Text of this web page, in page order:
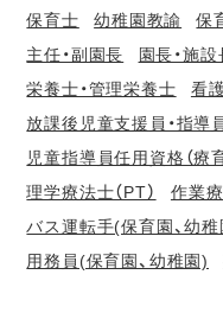
保育士 幼稚園教諭 保
主任・副園長
園長・施設
栄養士・管理栄養士
看
放課後児童支援員・指導員
児童指導員任用資格（療育
理学療法士（PT）
作業療
バス運転手(保育園、幼稚
用務員(保育園、幼稚園)